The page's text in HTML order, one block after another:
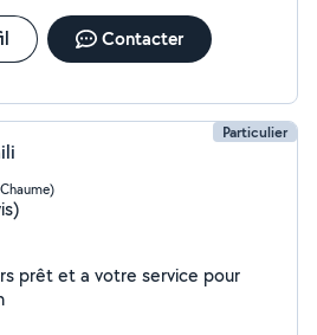
Contacter
Particulier